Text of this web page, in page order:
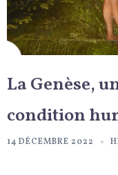
La Genèse,
condition
14 DÉCEMBRE 2022